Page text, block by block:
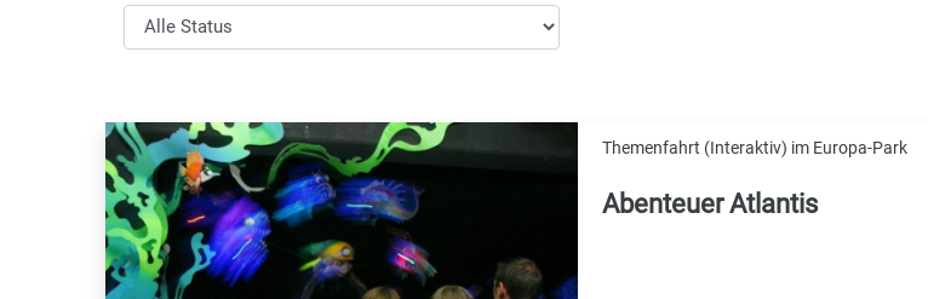
Themenfahrt (Interaktiv) im Europa-Park
Abenteuer Atlantis